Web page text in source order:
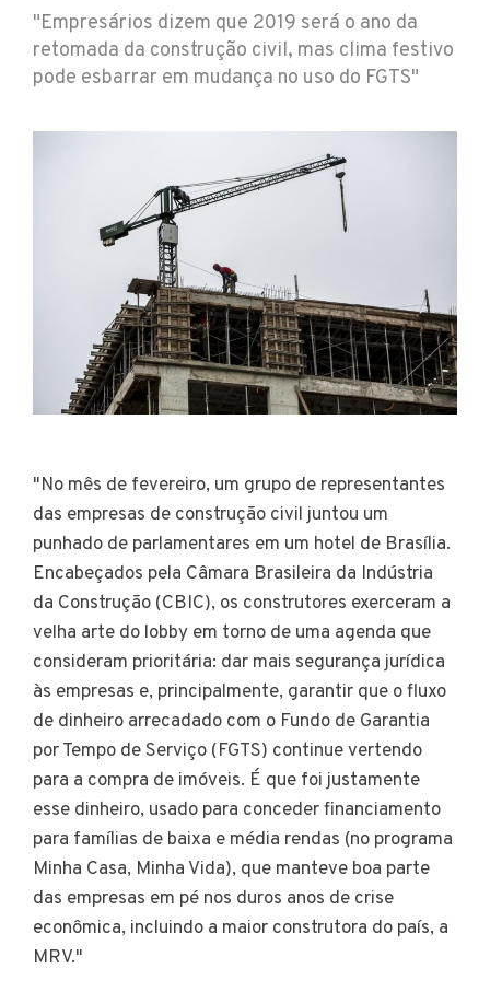
"Empresários dizem que 2019 será o ano da
retomada da construção civil, mas clima festivo
pode esbarrar em mudança no uso do FGTS"
"No mês de fevereiro, um grupo de representantes
das empresas de construção civil juntou um
punhado de parlamentares em um hotel de Brasília.
Encabeçados pela Câmara Brasileira da Indústria
da Construção (CBIC), os construtores exerceram a
velha arte do lobby em torno de uma agenda que
consideram prioritária: dar mais segurança jurídica
às empresas e, principalmente, garantir que o fluxo
de dinheiro arrecadado com o Fundo de Garantia
por Tempo de Serviço (FGTS) continue vertendo
para a compra de imóveis. É que foi justamente
esse dinheiro, usado para conceder financiamento
para famílias de baixa e média rendas (no programa
Minha Casa, Minha Vida), que manteve boa parte
das empresas em pé nos duros anos de crise
econômica, incluindo a maior construtora do país, a
MRV."